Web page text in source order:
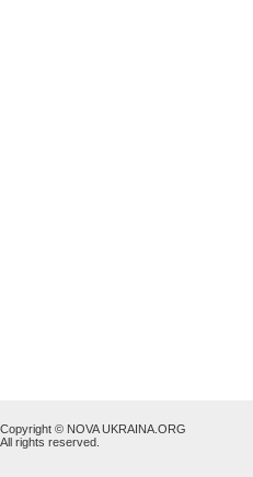
Copyright © NOVA UKRAINA.ORG
All rights reserved.